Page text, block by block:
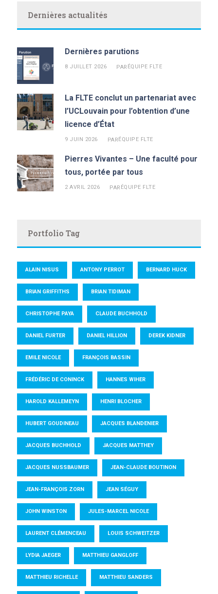
Dernières actualités
Dernières parutions
8 JUILLET 2026 PAR ÉQUIPE FLTE
La FLTE conclut un partenariat avec
l’UCLouvain pour l’obtention d’une
licence d’État
9 JUIN 2026 PARÉQUIPE FLTE
Pierres Vivantes – Une faculté pour
tous, portée par tous
2 AVRIL 2026 PAR ÉQUIPE FLTE
Portfolio Tag
ALAIN NISUS ANTONY PERROT BERNARD HUCK
BRIAN GRIFFITHS BRIAN TIDIMAN
CHRISTOPHE PAYA CLAUDE BUCHHOLD
DANIEL FURTER DANIEL HILLION DEREK KIDNER
EMILE NICOLE FRANÇOIS BASSIN
FRÉDÉRIC DE CONINCK HANNES WIHER
HAROLD KALLEMEYN HENRI BLOCHER
HUBERT GOUDINEAU JACQUES BLANDENIER
JACQUES BUCHHOLD JACQUES MATTHEY
JACQUES NUSSBAUMER JEAN-CLAUDE BOUTINON
JEAN-FRANÇOIS ZORN JEAN SÉGUY
JOHN WINSTON JULES-MARCEL NICOLE
LAURENT CLÉMENCEAU LOUIS SCHWEITZER
LYDIA JAEGER MATTHIEU GANGLOFF
MATTHIEU RICHELLE MATTHIEU SANDERS